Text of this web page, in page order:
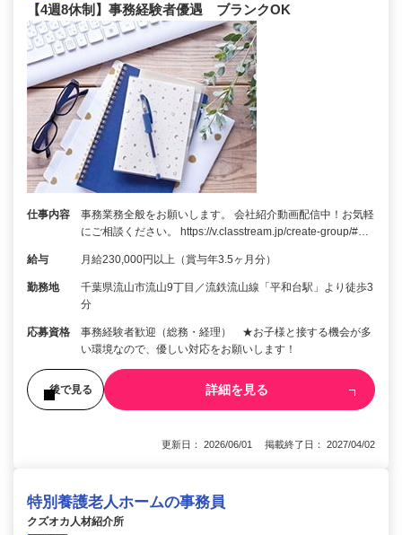
【4週8休制】事務経験者優遇 ブランクOK
仕事内容
事務業務全般をお願いします。 会社紹介動画配信中！お気軽
にご相談ください。 https://v.classtream.jp/create-group/#…
給与 月給230,000円以上（賞与年3.5ヶ月分）
勤務地
千葉県流山市流山9丁目／流鉄流山線「平和台駅」より徒歩3
分
応募資格
事務経験者歓迎（総務・経理） ★お子様と接する機会が多
い環境なので、優しい対応をお願いします！
後で見る 詳細を見る
更新日： 2026/06/01 掲載終了日： 2027/04/02
特別養護老人ホームの事務員
クズオカ人材紹介所